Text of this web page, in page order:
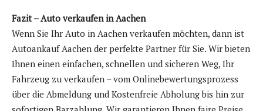
Fazit – Auto verkaufen in Aachen
Wenn Sie Ihr Auto in Aachen verkaufen möchten, dann ist
Autoankauf Aachen der perfekte Partner für Sie. Wir bieten
Ihnen einen einfachen, schnellen und sicheren Weg, Ihr
Fahrzeug zu verkaufen – vom Onlinebewertungsprozess
über die Abmeldung und Kostenfreie Abholung bis hin zur